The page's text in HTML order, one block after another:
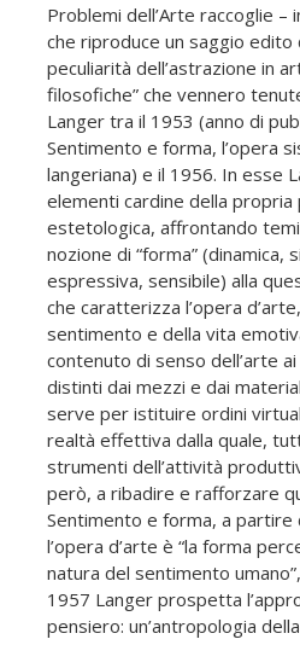
Problemi dell’Arte raccoglie –
che riproduce un saggio edito
peculiarità dell’astrazione in
filosofiche” che vennero
Langer tra il 1953 (anno di
Sentimento e forma, l’opera
langeriana) e il 1956. In esse
elementi cardine della
estetologica, affrontando temi
nozione di “forma” (dinamica,
espressiva, sensibile) alla
che caratterizza l’opera
sentimento e della vita
contenuto di senso dell’arte
distinti dai mezzi e dai
serve per istituire ordini
realtà effettiva dalla quale,
strumenti dell’attività
però, a ribadire e rafforzare
Sentimento e forma, a partire
l’opera d’arte è “la forma
natura del sentimento
1957 Langer prospetta
pensiero: un’antropologia